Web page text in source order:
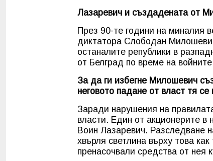
Лазаревич и създадената от
През 90-те години на миналия
диктатора Слободан
останалите републики в
от Белград по време на
За да ги избегне Милошевич
неговото падане от власт тя
Заради нарушения на
власти. Един от акционерите в
Воин Лазаревич. Разследване
хвърля светлина върху това
пренасочвали средства от